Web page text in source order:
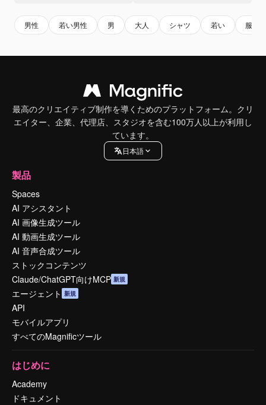
男性 若い男性 男 大人 シャツ 若い 服
最高のクリエイティブ制作を導くためのプラットフォーム。クリ
エイター、企業、代理店、スタジオを含む100万人以上が利用し
ています。
日本語
製品
Spaces
AI アシスタント
AI 画像生成ツール
AI 動画生成ツール
AI 音声合成ツール
ストックコンテンツ
Claude/ChatGPT向けMCP 新規
エージェント 新規
API
モバイルアプリ
すべてのMagnificツール
はじめに
Academy
ドキュメント